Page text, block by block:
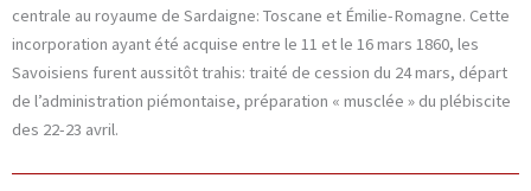
centrale au royaume de Sardaigne: Toscane et Émilie-Romagne. Cette
incorporation ayant été acquise entre le 11 et le 16 mars 1860, les
Savoisiens furent aussitôt trahis: traité de cession du 24 mars, départ
de l’administration piémontaise, préparation « musclée » du plébiscite
des 22-23 avril.